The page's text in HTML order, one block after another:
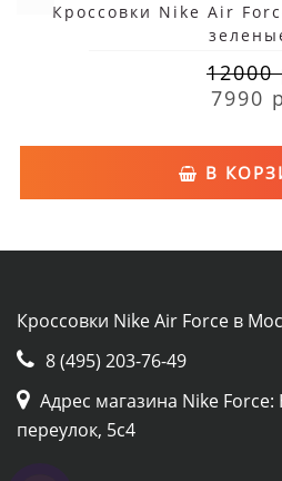
Кроссовки Nike Air
12000
7990 р
В
Кроссовки Nike Air Force в
8 (495) 203-76-49
Адрес магазина Nike
переулок, 5с4